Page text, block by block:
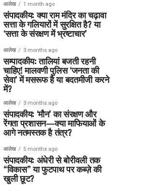
आलेख 1 month ago
संपादकीय: क्या राम मंदिर का चढ़ावा
सत्ता के गलियारों में सुरक्षित है? या
‘सत्ता के संरक्षण में भ्रष्टाचार’
आलेख 3 months ago
सम्पादकीय: तालियां बजती रहनी
चाहिए! मालवणी पुलिस ‘जनता की
सेवा’ में मसरूफ है या बदतमीजी करने
में?
आलेख 3 months ago
संपादकीय: ‘मौन’ का संरक्षण और
रेंगता प्रशासन—क्या माफियाओं के
आगे नतमस्तक है तंत्र?
आलेख 5 months ago
संपादकीय: अंधेरी से बोरीवली तक
“विकास” या फुटपाथ पर कब्ज़े की
खुली छूट?